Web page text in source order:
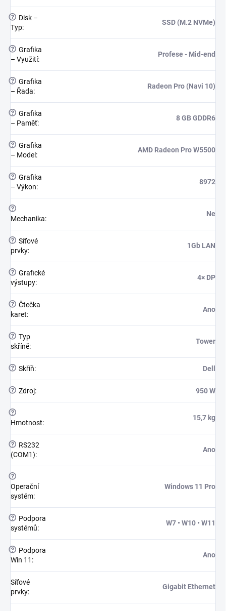
?
Disk –
Typ:
SSD (M.2 NVMe)
? Grafika
– Využití:
Profese - Mid-end
? Grafika
– Řada:
Radeon Pro (Navi 10)
? Grafika
– Paměť:
8 GB GDDR6
? Grafika
– Model :
AMD Radeon Pro W5500
? Grafika
– Výkon:
8972
?
Mechanika:
Ne
? Síťové
prvky:
1Gb LAN
? Grafické
výstupy:
4× DP
? Čtečka
karet:
Ano
? Typ
skříně:
Tower
? Skříň: Dell
? Zdroj: 950 W
?
Hmotnost:
15,7 kg
?
RS232
(COM1):
Ano
?
Operační
systém:
Windows 11 Pro
?
Podpora
systémů:
W7 • W10 • W11
?
Podpora
Win 11 :
Ano
Síťové
prvky:
Gigabit Ethernet